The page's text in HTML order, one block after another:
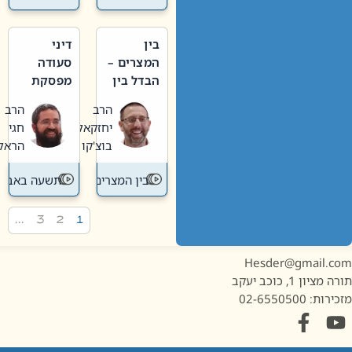
בין
המצרים –
הבדל בין
חדשה
לישנה
הרב
יחזקאל
בוצ'קו
בין המצרים
דיני
סעודה
מפסקת
תשעה
באב
הרב
חגי
הראל
תשעה באב
1, כוכב יעקב
02-6550500